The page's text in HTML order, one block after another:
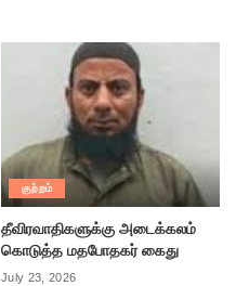
குற்றம்
தீவிரவாதிகளுக்கு அடைக்கலம்
கொடுத்த மதபோதகர் கைது
July 23, 2026